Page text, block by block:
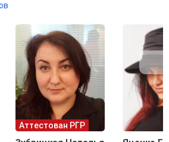
Аттестован РГР